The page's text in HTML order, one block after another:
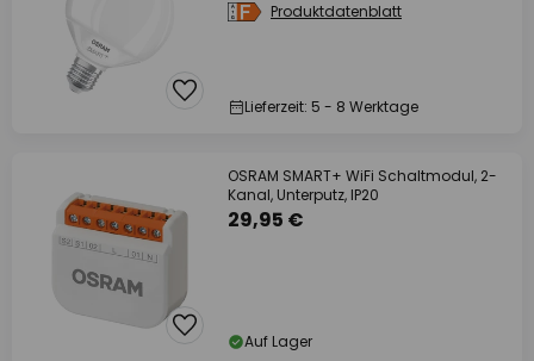
Produktdatenblatt
Lieferzeit: 5 - 8 Werktage
OSRAM SMART+ WiFi Schaltmodul, 2-
Kanal, Unterputz, IP20
29,95 €
Auf Lager